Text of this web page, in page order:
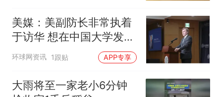
已叫停招聘，成立调查组全面
核查
笔试第一被第二名传话劝弃考
官方通报
那个在床头放菜刀的女孩，
因老师一句“跟我回家”改写了
美媒：美副防长非常执着
于访华 想在中国大学发表
演讲
环球网资讯 1跟贴 APP专享
大雨将至一家老小6分钟